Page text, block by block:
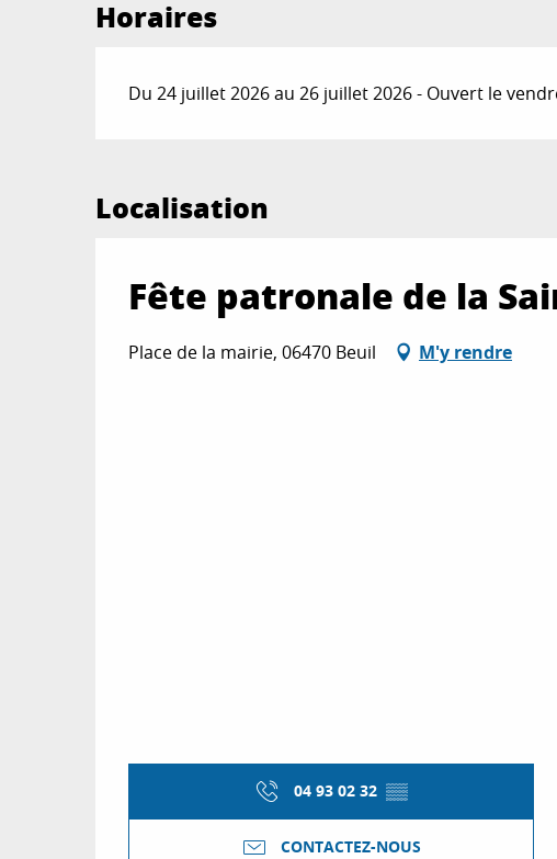
Horaires
Du 24 juillet 2026 au 26 juillet 2026 - Ouvert le
Localisation
Fête patronale de la
Place de la mairie, 06470 Beuil M'y rendre
04 93 02 32 ▒▒
CONTACTEZ-NOUS